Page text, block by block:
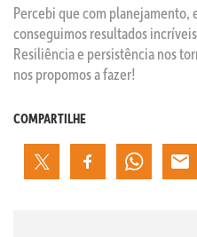
Percebi que com planejamento,
conseguimos resultados
Resiliência e persistência nos
nos propomos a fazer!
COMPARTILHE